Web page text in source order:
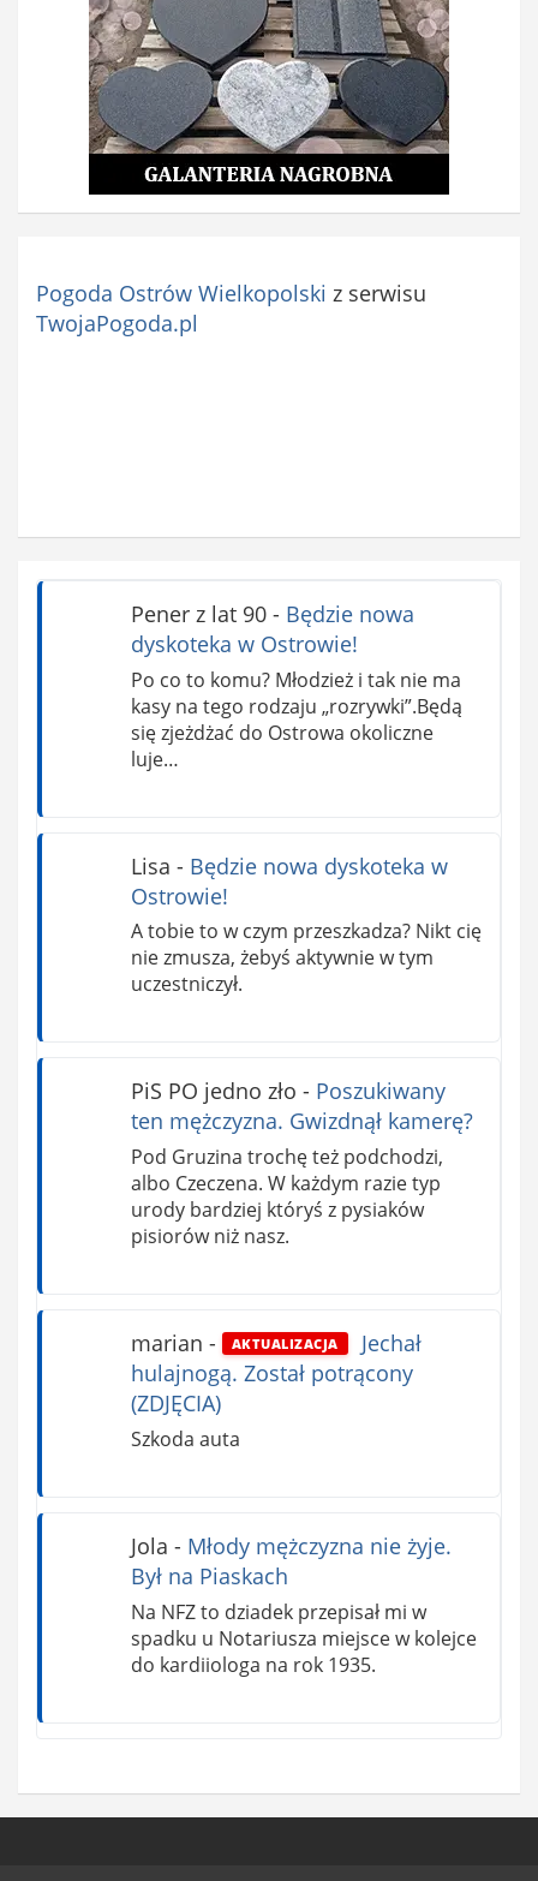
Pogoda Ostrów Wielkopolski z serwisu
TwojaPogoda.pl
Pener z lat 90- Będzie nowa
dyskoteka w Ostrowie!
Po co to komu? Młodzież i tak nie ma
kasy na tego rodzaju „rozrywki”.Będą
się zjeżdżać do Ostrowa okoliczne
luje…
Lisa - Będzie nowa dyskoteka w
Ostrowie!
A tobie to w czym przeszkadza? Nikt cię
nie zmusza, żebyś aktywnie w tym
uczestniczył.
PiS PO jedno zło - Poszukiwany
ten mężczyzna. Gwizdnął kamerę?
Pod Gruzina trochę też podchodzi,
albo Czeczena. W każdym razie typ
urody bardziej któryś z pysiaków
pisiorów niż nasz.
marian - AKTUALIZACJA
Jechał
hulajnogą. Został potrącony
(ZDJĘCIA)
Szkoda auta
Jola - Młody mężczyzna nie żyje.
Był na Piaskach
Na NFZ to dziadek przepisał mi w
spadku u Notariusza miejsce w kolejce
do kardiiologa na rok 1935.